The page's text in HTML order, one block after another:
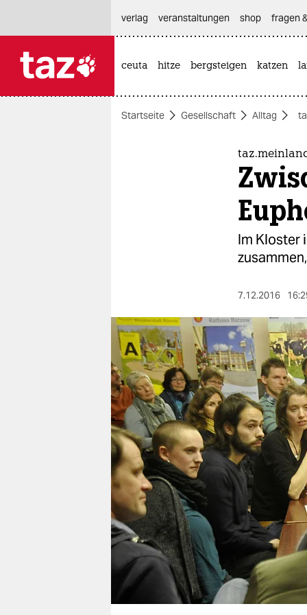
themen
nord
wahrheit
verlag
verlag
veranstaltungen
shop
fragen & hilfe
unterstützen
abo
genossenschaft
verlag
veranstaltungen shop fragen
ceuta hitze bergsteigen katzen
Startseite Gesellschaft Alltag
Im Kloster
7.12.2016